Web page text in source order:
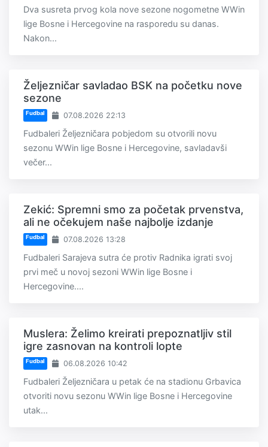
Dva susreta prvog kola nove sezone nogometne WWin
lige Bosne i Hercegovine na rasporedu su danas.
Nakon...
Željezničar savladao BSK na početku nove
sezone
Fudbal 07.08.2026 22:13
Fudbaleri Željezničara pobjedom su otvorili novu
sezonu WWin lige Bosne i Hercegovine, savladavši
večer...
Zekić: Spremni smo za početak prvenstva,
ali ne očekujem naše najbolje izdanje
Fudbal 07.08.2026 13:28
Fudbaleri Sarajeva sutra će protiv Radnika igrati svoj
prvi meč u novoj sezoni WWin lige Bosne i
Hercegovine....
Muslera: Želimo kreirati prepoznatljiv stil
igre zasnovan na kontroli lopte
Fudbal 06.08.2026 10:42
Fudbaleri Željezničara u petak će na stadionu Grbavica
otvoriti novu sezonu WWin lige Bosne i Hercegovine
utak...